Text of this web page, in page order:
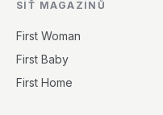
SÍŤ MAGAZÍNŮ
First Woman
First Baby
First Home